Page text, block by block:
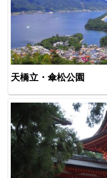
天橋立・傘松公園